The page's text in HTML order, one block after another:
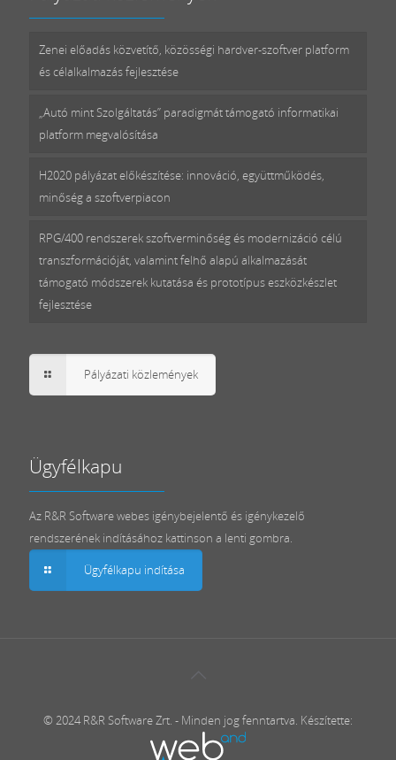
Zenei előadás közvetítő, közösségi hardver-szoftver platform
és célalkalmazás fejlesztése
„Autó mint Szolgáltatás” paradigmát támogató informatikai
platform megvalósítása
H2020 pályázat előkészítése: innováció, együttműködés,
minőség a szoftverpiacon
RPG/400 rendszerek szoftverminőség és modernizáció célú
transzformációját, valamint felhő alapú alkalmazását
támogató módszerek kutatása és prototípus eszközkészlet
fejlesztése
Pályázati közlemények
Ügyfélkapu
Az R&R Software webes igénybejelentő és igénykezelő
rendszerének indításához kattinson a lenti gombra.
Ügyfélkapu indítása
© 2024 R&R Software Zrt. - Minden jog fenntartva. Készítette: